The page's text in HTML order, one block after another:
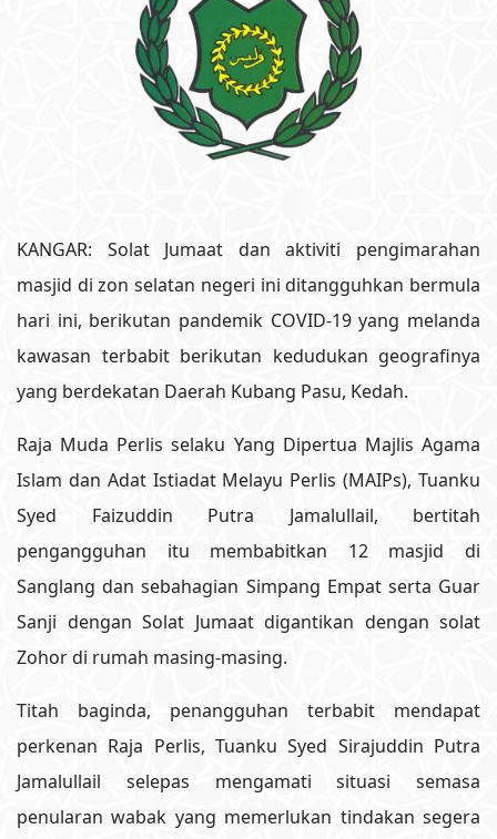
KANGAR: Solat Jumaat dan aktiviti pengimarahan
masjid di zon selatan negeri ini ditangguhkan bermula
hari ini, berikutan pandemik COVID-19 yang melanda
kawasan terbabit berikutan kedudukan geografinya
yang berdekatan Daerah Kubang Pasu, Kedah.
Raja Muda Perlis selaku Yang Dipertua Majlis Agama
Islam dan Adat Istiadat Melayu Perlis (MAIPs), Tuanku
Syed Faizuddin Putra Jamalullail, bertitah
pengangguhan itu membabitkan 12 masjid di
Sanglang dan sebahagian Simpang Empat serta Guar
Sanji dengan Solat Jumaat digantikan dengan solat
Zohor di rumah masing-masing.
Titah baginda, penangguhan terbabit mendapat
perkenan Raja Perlis, Tuanku Syed Sirajuddin Putra
Jamalullail selepas mengamati situasi semasa
penularan wabak yang memerlukan tindakan segera